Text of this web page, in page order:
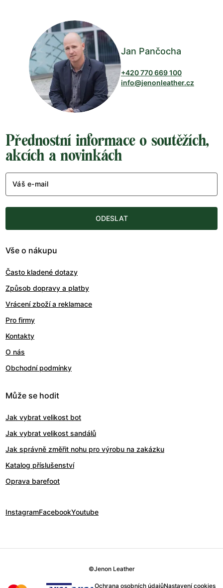
Jan Pančocha
+420 770 669 100
info@jenonleather.cz
Přednostní informace o soutěžích,
akcích a novinkách
Váš e-mail
ODESLAT
Vše o nákupu
Často kladené dotazy
Způsob dopravy a platby
Vrácení zboží a reklamace
Pro firmy
Kontakty
O nás
Obchodní podmínky
Může se hodit
Jak vybrat velikost bot
Jak vybrat velikost sandálů
Jak správně změřit nohu pro výrobu na zakázku
Katalog příslušenství
Oprava barefoot
InstagramFacebookYoutube
©Jenon Leather
Ochrana osobních údajůNastavení cookies